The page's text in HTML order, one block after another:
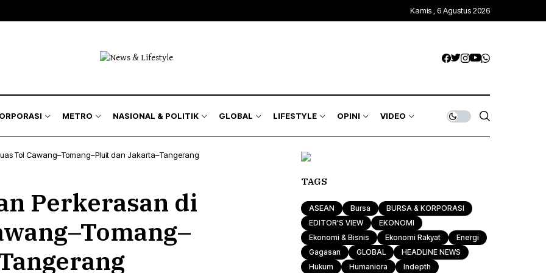
Kamis , 6 Agustus 2026
METRO NASIONAL & POLITIK GLOBAL LIFESTYLE OPINI VIDEO
Tol Cawang–Tomang–Pluit dan Jakarta–Tangerang
Perkerasan di
TAGS
ASEAN Bursa
BURSA & KORPORASI
EDITOR'S VIEW
EKONOMI
Ekonomi & Bisnis
Ekonomi Rakyat
Energi
Gagasan
GLOBAL
HEADLINE NEWS
Hukum
Humaniora
Indepth